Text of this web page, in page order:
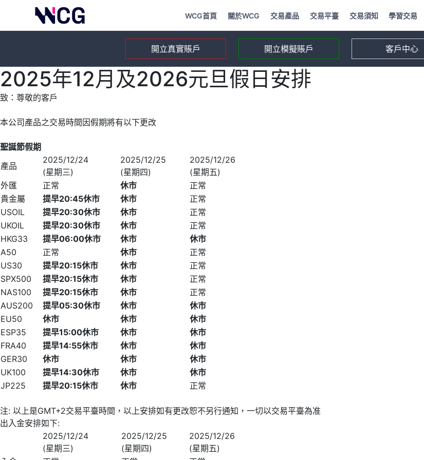
WCG首頁 關於WCG 交易產品 交易平臺 交易須知 學習交易
開立真實賬戶 開立模擬賬戶 客戶中心
2025年12月及2026元旦假日安排
致：尊敬的客戶
本公司產品之交易時間因假期將有以下更改
聖誕節假期
產品
2025/12/24
(星期三)
2025/12/25
(星期四)
2025/12/26
(星期五)
外匯
正常 休市
正常
貴金屬
提早20:45休市 休市
正常
USOIL
提早20:30休市 休市
正常
UKOIL
提早20:30休市 休市
正常
HKG33
提早06:00休市 休市
休市
A50
正常 休市
正常
US30
提早20:15休市 休市
正常
SPX500
提早20:15休市 休市
正常
NAS100
提早20:15休市 休市
正常
AUS200
提早05:30休市 休市
休市
EU50
休市 休市
休市
ESP35
提早15:00休市 休市
休市
FRA40
提早14:55休市 休市
休市
GER30
休市 休市
休市
UK100
提早14:30休市 休市
休市
JP225
提早20:15休市 休市 正常
注: 以上是GMT+2交易平臺時間，以上安排如有更改恕不另行通知，一切以交易平臺為准
出入金安排如下:
2025/12/24
(星期三)
2025/12/25
(星期四)
2025/12/26
(星期五)